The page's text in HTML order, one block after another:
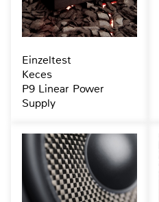
Einzeltest
Keces
P9 Linear Power
Supply